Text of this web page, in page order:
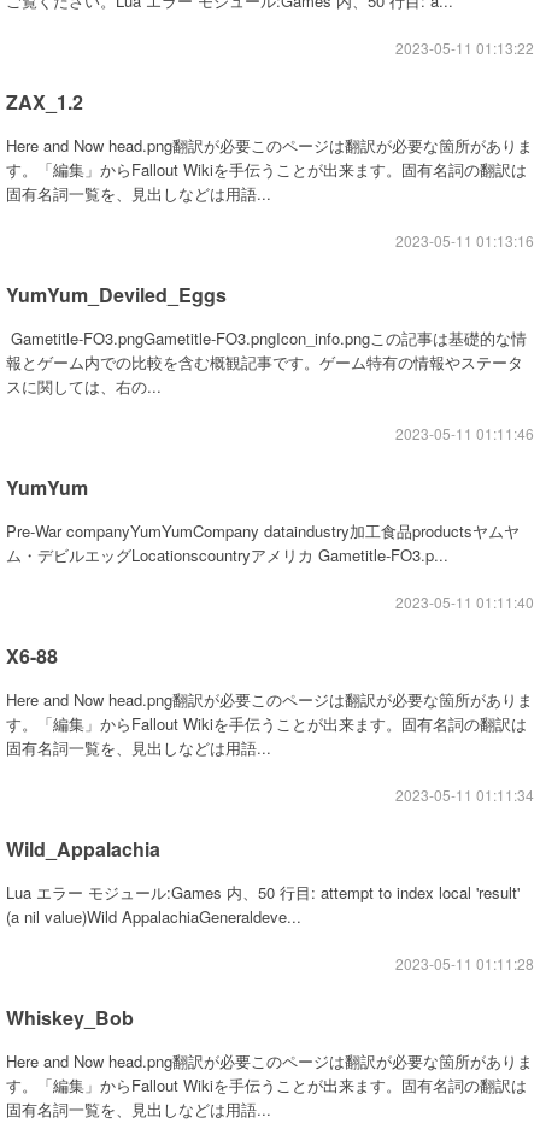
2023-05-11 01:13:22
ZAX_1.2
Here and Now head.png翻訳が必要このページは翻訳が必要な箇所がありま
す。「編集」からFallout Wikiを手伝うことが出来ます。固有名詞の翻訳は
固有名詞一覧を、見出しなどは用語...
2023-05-11 01:13:16
YumYum_Deviled_Eggs
Gametitle-FO3.pngGametitle-FO3.pngIcon_info.pngこの記事は基礎的な情
報とゲーム内での比較を含む概観記事です。ゲーム特有の情報やステータ
スに関しては、右の...
2023-05-11 01:11:46
YumYum
Pre-War companyYumYumCompany dataindustry加工食品productsヤムヤ
ム・デビルエッグLocationscountryアメリカ Gametitle-FO3.p...
2023-05-11 01:11:40
X6-88
Here and Now head.png翻訳が必要このページは翻訳が必要な箇所がありま
す。「編集」からFallout Wikiを手伝うことが出来ます。固有名詞の翻訳は
固有名詞一覧を、見出しなどは用語...
2023-05-11 01:11:34
Wild_Appalachia
Lua エラー モジュール:Games 内、50 行目: attempt to index local 'result'
(a nil value)Wild AppalachiaGeneraldeve...
2023-05-11 01:11:28
Whiskey_Bob
Here and Now head.png翻訳が必要このページは翻訳が必要な箇所がありま
す。「編集」からFallout Wikiを手伝うことが出来ます。固有名詞の翻訳は
固有名詞一覧を、見出しなどは用語...